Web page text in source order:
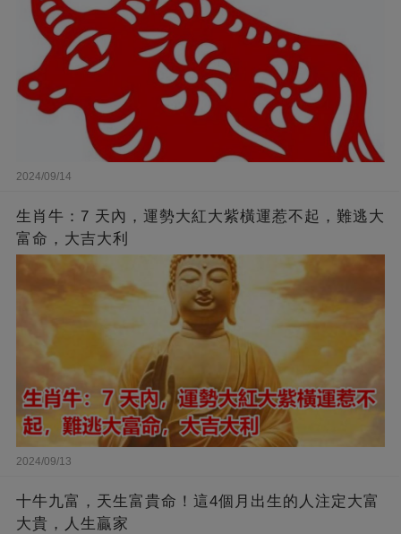
2024/09/14
生肖牛：7 天內，運勢大紅大紫橫運惹不起，難逃大
富命，大吉大利
2024/09/13
十牛九富，天生富貴命！這4個月出生的人注定大富
大貴，人生贏家